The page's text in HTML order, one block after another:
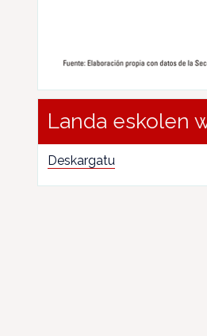
Landa eskolen
Deskargatu